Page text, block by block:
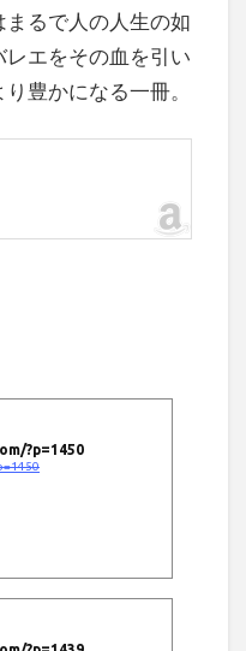
るで人の人生の如
レエをその血を引い
豊かになる一冊。
?p=1450